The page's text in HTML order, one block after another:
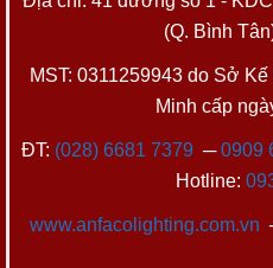
(Q. Bình
MST: 0311259943 do Sở
Minh cấp
ĐT: (028) 6681 7379 ─0909
Hotline:
www.anfacolighting.com.vn